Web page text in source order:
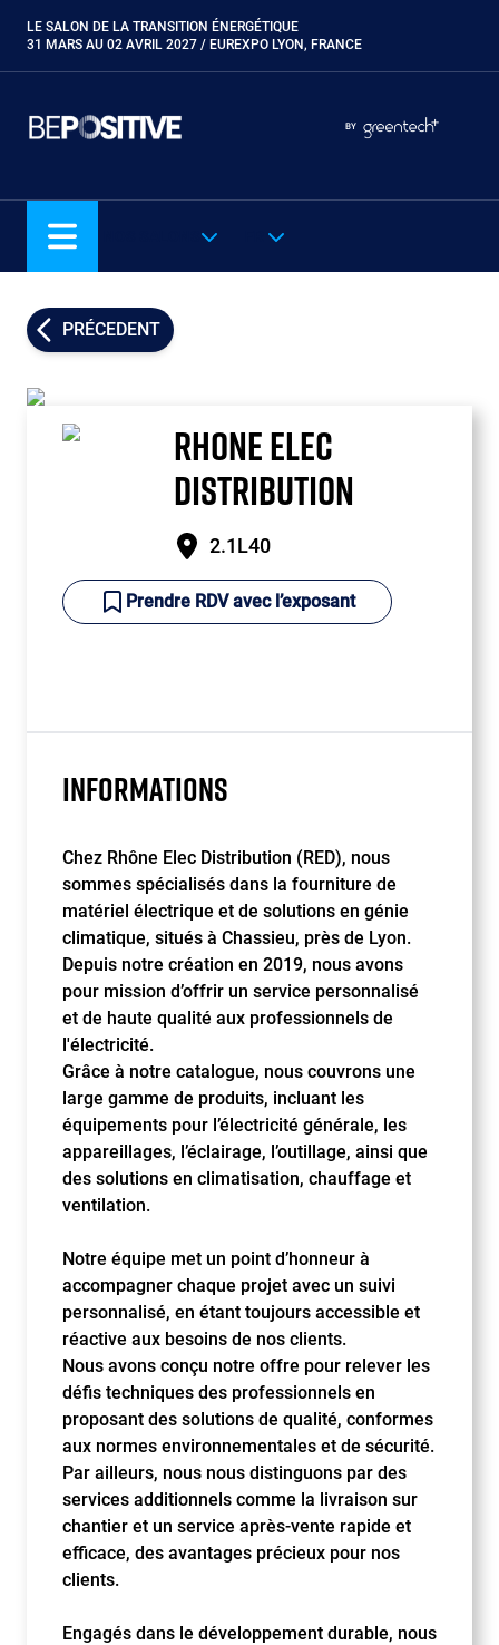
contenu
Paragraphes
LE SALON DE LA TRANSITION ÉNERGÉTIQUE
31 MARS AU 02 AVRIL 2027 / EUREXPO LYON, FRANCE
Paragraphes Paragraphes
BY
Piscine Global
PRÉCEDENT
RHONE ELEC
DISTRIBUTION
2.1L40
Prendre RDV avec l’exposant
INFORMATIONS
Chez Rhône Elec Distribution (RED), nous
sommes spécialisés dans la fourniture de
matériel électrique et de solutions en génie
climatique, situés à Chassieu, près de Lyon.
Depuis notre création en 2019, nous avons
pour mission d’offrir un service personnalisé
et de haute qualité aux professionnels de
l'électricité.
Grâce à notre catalogue, nous couvrons une
large gamme de produits, incluant les
équipements pour l’électricité générale, les
appareillages, l’éclairage, l’outillage, ainsi que
des solutions en climatisation, chauffage et
ventilation.
Notre équipe met un point d’honneur à
accompagner chaque projet avec un suivi
personnalisé, en étant toujours accessible et
réactive aux besoins de nos clients.
Nous avons conçu notre offre pour relever les
défis techniques des professionnels en
proposant des solutions de qualité, conformes
aux normes environnementales et de sécurité.
Par ailleurs, nous nous distinguons par des
services additionnels comme la livraison sur
chantier et un service après-vente rapide et
efficace, des avantages précieux pour nos
clients.
Engagés dans le développement durable, nous